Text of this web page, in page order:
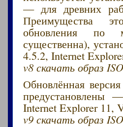
— для древних
Преимущества
обновления по
существенна),
4.5.2, Internet
v8 скачать образ
Обновлённая
предустановлены
Internet Explorer 11,
v9 скачать образ